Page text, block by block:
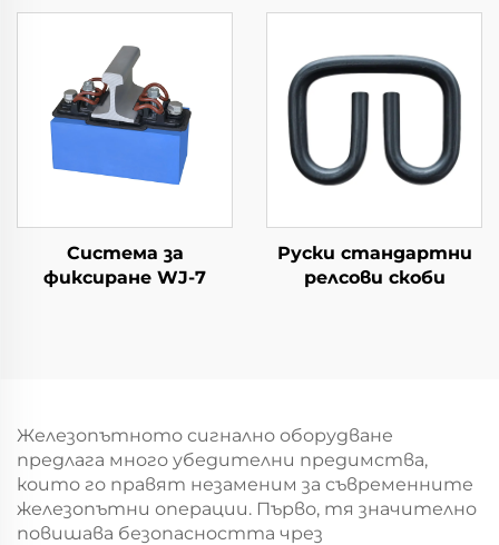
Система за
фиксиране WJ-7
Руски стандартни
релсови скоби
Железопътното сигнално оборудване
предлага много убедителни предимства,
които го правят незаменим за съвременните
железопътни операции. Първо, тя значително
повишава безопасността чрез